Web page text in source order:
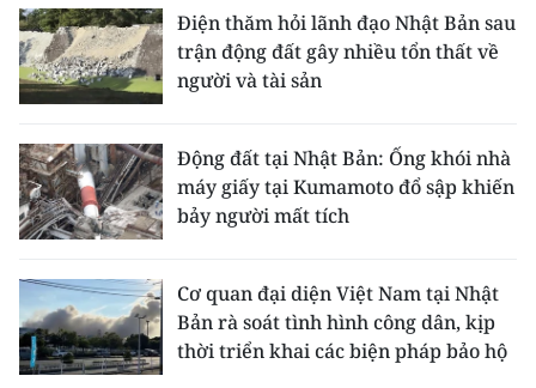
Điện thăm hỏi lãnh đạo Nhật Bản sau
trận động đất gây nhiều tổn thất về
người và tài sản
Động đất tại Nhật Bản: Ống khói nhà
máy giấy tại Kumamoto đổ sập khiến
bảy người mất tích
Cơ quan đại diện Việt Nam tại Nhật
Bản rà soát tình hình công dân, kịp
thời triển khai các biện pháp bảo hộ